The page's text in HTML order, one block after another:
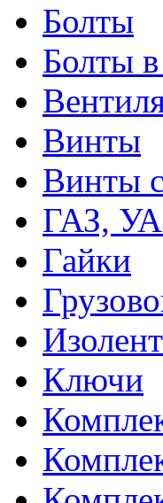
Болты
Болты
Винты
Винты
ГАЗ,
Гайки
Ключи